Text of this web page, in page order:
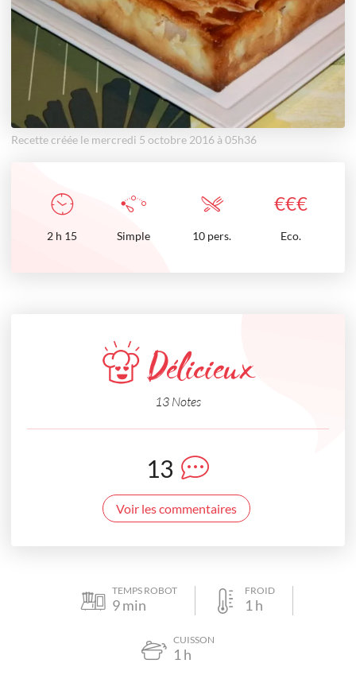
Recette créée le mercredi 5 octobre 2016 à 05h36
€€€
2 h 15 Simple 10 pers. Eco.
Délicieux
13 Notes
13
Voir les commentaires
TEMPS ROBOT
9min
FROID
1 h
CUISSON
1 h